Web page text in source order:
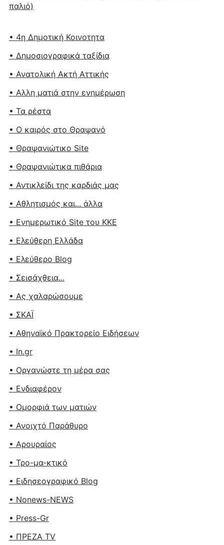
παλιό)
• 4η Δημοτική Κοινοτητα
• Δημοσιογραφικά ταξίδια
• Ανατολική Ακτή Αττικής
• Αλλη ματιά στην ενημέρωση
• Τα ρέστα
• Ο καιρός στο Θραψανό
• Θραψανιώτικο Site
• Θραψανιώτικα πιθάρια
• Αντικλείδι της καρδιάς μας
• Αθλητισμός και... άλλα
• Ενημερωτικό Site του ΚΚΕ
• Ελεύθερη Ελλάδα
• Ελεύθερο Blog
• Σεισάχθεια...
• Ας χαλαρώσουμε
• ΣΚΑΪ
• Αθηναϊκό Πρακτορείο Ειδήσεων
• In.gr
• Οργανώστε τη μέρα σας
• Ενδιαφέρον
• Ομορφιά των ματιών
• Ανοιχτό Παράθυρο
• Αρουραίος
• Τρο-μα-κτικό
• Ειδησεογραφικό Blog
• Nonews-NEWS
• Press-Gr
• ΠΡΕΖΑ TV